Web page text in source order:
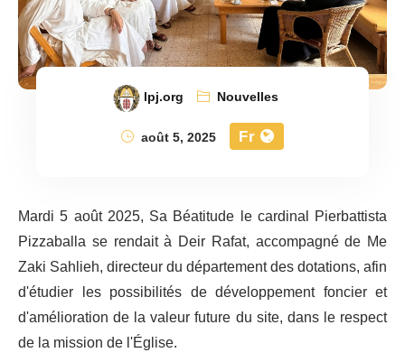
lpj.org
Nouvelles
août 5, 2025
Fr
Mardi 5 août 2025, Sa Béatitude le cardinal Pierbattista
Pizzaballa se rendait à Deir Rafat, accompagné de Me
Zaki Sahlieh, directeur du département des dotations, afin
d'étudier les possibilités de développement foncier et
d'amélioration de la valeur future du site, dans le respect
de la mission de l'Église.